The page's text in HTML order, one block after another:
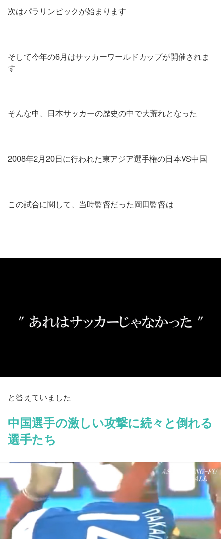
次はパラリンピックが始まります
そして今年の6月はサッカーワールドカップが開催されま
す
そんな中、日本サッカーの歴史の中で大荒れとなった
2008年2月20日に行われた東アジア選手権の日本VS中国
この試合に関して、当時監督だった岡田監督は
と答えていました
中国選手の激しい攻撃に続々と倒れる
選手たち